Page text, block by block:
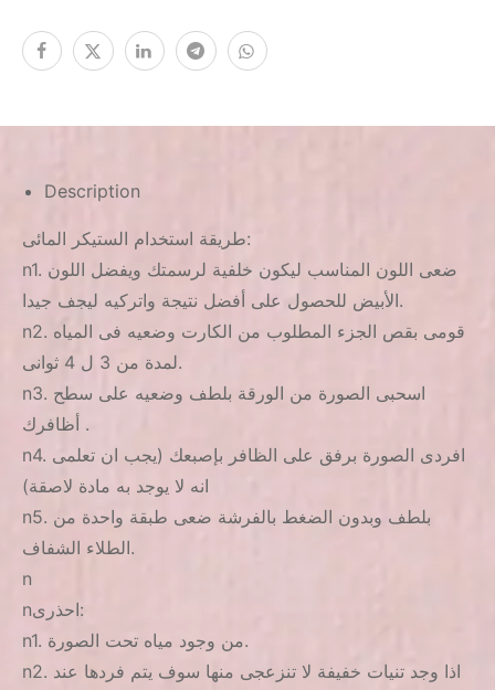
Description
طريقة استخدام الستيكر المائى:
n1. ضعى اللون المناسب ليكون خلفية لرسمتك ويفضل اللون
الأبيض للحصول على أفضل نتيجة واتركيه ليجف جيدا.
n2. قومى بقص الجزء المطلوب من الكارت وضعيه فى المياه
لمدة من 3 ل 4 ثوانى.
n3. اسحبى الصورة من الورقة بلطف وضعيه على سطح
أظافرك .
n4. افردى الصورة برفق على الظافر بإصبعك (يجب ان تعلمى
انه لا يوجد به مادة لاصقة)
n5. بلطف وبدون الضغط بالفرشة ضعى طبقة واحدة من
الطلاء الشفاف.
n
nاحذرى:
n1. من وجود مياه تحت الصورة.
n2. اذا وجد تنيات خفيفة لا تنزعجى منها سوف يتم فردها عند